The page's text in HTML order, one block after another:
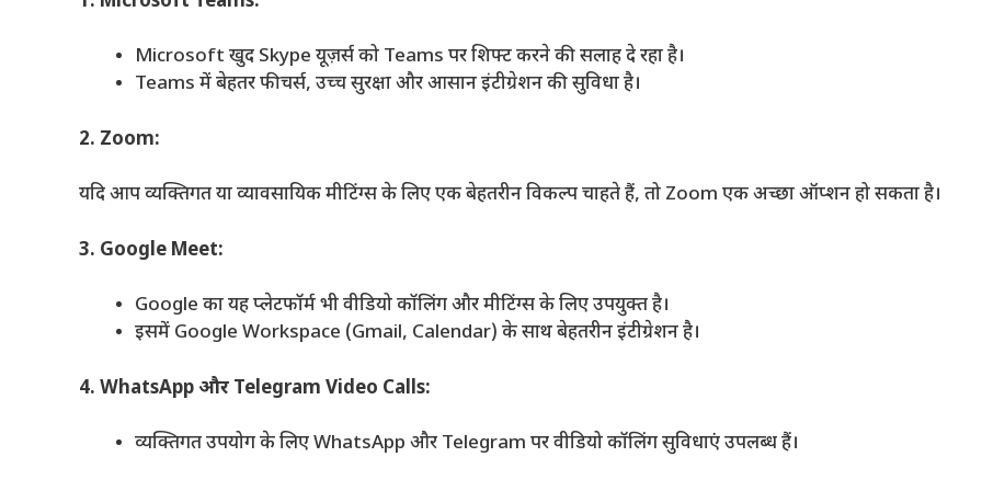
Microsoft खुद Skype यूज़र्स को Teams पर शिफ्ट करने की सलाह दे रहा है।
Teams में बेहतर फीचर्स, उच्च सुरक्षा और आसान इंटीग्रेशन की सुविधा है।
2. Zoom:
यदि आप व्यक्तिगत या व्यावसायिक मीटिंग्स के लिए एक बेहतरीन विकल्प चाहते हैं, तो Zoom एक अच्छा ऑप्शन हो सकता है।
3. Google Meet:
Google का यह प्लेटफॉर्म भी वीडियो कॉलिंग और मीटिंग्स के लिए उपयुक्त है।
इसमें Google Workspace (Gmail, Calendar) के साथ बेहतरीन इंटीग्रेशन है।
4. WhatsApp और Telegram Video Calls:
व्यक्तिगत उपयोग के लिए WhatsApp और Telegram पर वीडियो कॉलिंग सुविधाएं उपलब्ध हैं।